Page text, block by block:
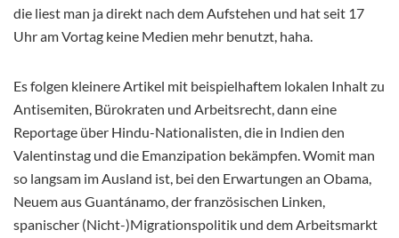
die liest man ja direkt nach dem Aufstehen und hat seit 17
Uhr am Vortag keine Medien mehr benutzt, haha.
Es folgen kleinere Artikel mit beispielhaftem lokalen Inhalt zu
Antisemiten, Bürokraten und Arbeitsrecht, dann eine
Reportage über Hindu-Nationalisten, die in Indien den
Valentinstag und die Emanzipation bekämpfen. Womit man
so langsam im Ausland ist, bei den Erwartungen an Obama,
Neuem aus Guantánamo, der französischen Linken,
spanischer (Nicht-)Migrationspolitik und dem Arbeitsmarkt